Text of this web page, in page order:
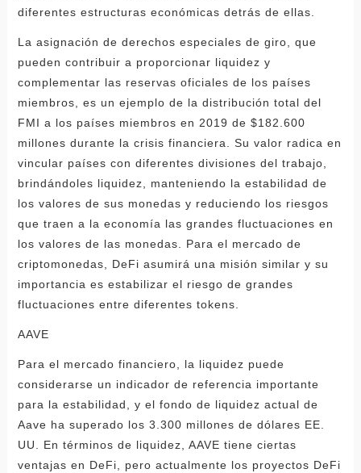
diferentes estructuras económicas detrás de ellas.
La asignación de derechos especiales de giro, que
pueden contribuir a proporcionar liquidez y
complementar las reservas oficiales de los países
miembros, es un ejemplo de la distribución total del
FMI a los países miembros en 2019 de $182.600
millones durante la crisis financiera. Su valor radica en
vincular países con diferentes divisiones del trabajo,
brindándoles liquidez, manteniendo la estabilidad de
los valores de sus monedas y reduciendo los riesgos
que traen a la economía las grandes fluctuaciones en
los valores de las monedas. Para el mercado de
criptomonedas, DeFi asumirá una misión similar y su
importancia es estabilizar el riesgo de grandes
fluctuaciones entre diferentes tokens.
AAVE
Para el mercado financiero, la liquidez puede
considerarse un indicador de referencia importante
para la estabilidad, y el fondo de liquidez actual de
Aave ha superado los 3.300 millones de dólares EE.
UU. En términos de liquidez, AAVE tiene ciertas
ventajas en DeFi, pero actualmente los proyectos DeFi